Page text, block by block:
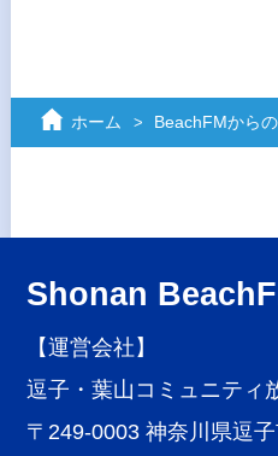
ホーム BeachFMから
Shonan
【運営会社】
逗子・葉山コミュニティ
〒249-0003 神奈川県逗